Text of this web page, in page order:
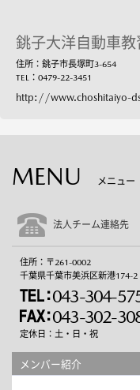
銚子大洋自動車教
住所：銚子市長塚町3-654
TEL：0479-22-3451
http://www.choshitaiyo-
MENU メニュー
法人チーム連絡先
住所：〒261-0002
千葉県千葉市美浜区新港174-2
043-304-
043-302-
定休日：土・日・祝
メンバー紹介